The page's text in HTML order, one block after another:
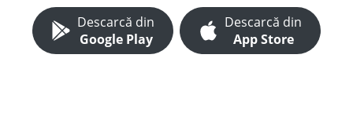
Descarcă din
Google Play
Descarcă din
App Store